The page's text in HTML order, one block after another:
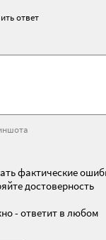
ответ
фактические
достоверность
- ответит в любом